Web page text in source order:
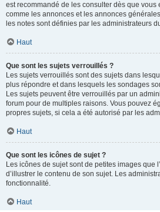
est recommandé de les consulter dès que vous
comme les annonces et les annonces
les notes sont définies par les administrateurs
Haut
Que sont les sujets verrouillés ?
Les sujets verrouillés sont des sujets dans
plus répondre et dans lesquels les sondages
Les sujets peuvent être verrouillés par un
forum pour de multiples raisons. Vous pouvez
propres sujets, si cela a été autorisé par les
Haut
Que sont les icônes de sujet ?
Les icônes de sujet sont de petites images que
d’illustrer le contenu de son sujet. Les
fonctionnalité.
Haut